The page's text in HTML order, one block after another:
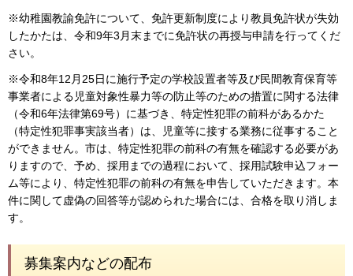
※幼稚園教諭免許について、免許更新制度により教員免許状が失効
したかたは、令和9年3月末までに免許状の再授与申請を行ってくだ
さい。
※令和8年12月25日に施行予定の学校設置者等及び民間教育保育等
事業者による児童対象性暴力等の防止等のための措置に関する法律
（令和6年法律第69号）に基づき、特定性犯罪の前科があるかた
（特定性犯罪事実該当者）は、児童等に接する業務に従事すること
ができません。市は、特定性犯罪の前科の有無を確認する必要があ
りますので、予め、採用までの過程において、採用試験申込フォー
ム等により、特定性犯罪の前科の有無を申告していただきます。本
件に関して虚偽の回答等が認められた場合には、合格を取り消しま
す。
募集案内などの配布